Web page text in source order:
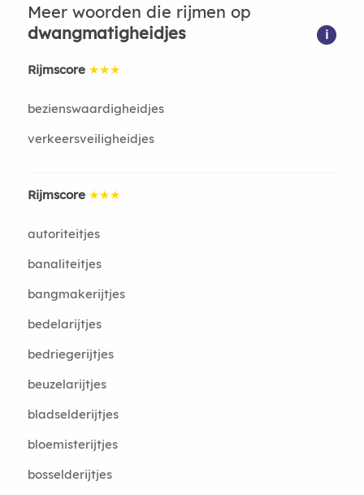
Meer woorden die rijmen op
dwangmatigheidjes
i
Rijmscore ★★★
bezienswaardigheidjes
verkeersveiligheidjes
Rijmscore ★★★
autoriteitjes
banaliteitjes
bangmakerijtjes
bedelarijtjes
bedriegerijtjes
beuzelarijtjes
bladselderijtjes
bloemisterijtjes
bosselderijtjes